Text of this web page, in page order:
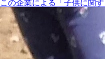
この企業による「子供に関